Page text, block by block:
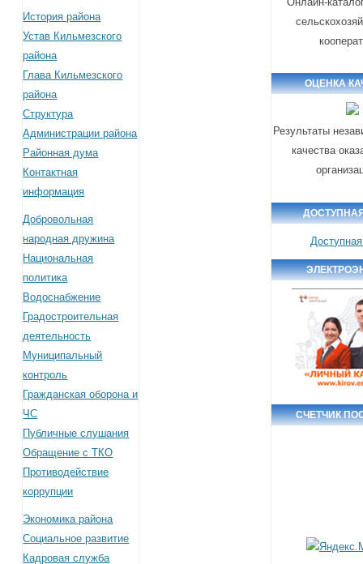
История района
Устав Кильмезского
района
Глава Кильмезского
района
Структура
Администрации района
Районная дума
Контактная
информация
Добровольная
народная дружина
Национальная
политика
Водоснабжение
Градостроительная
деятельность
Муниципальный
контроль
Гражданская оборона и
ЧС
Публичные слушания
Обращение с ТКО
Противодействие
коррупции
Экономика района
Социальное развитие
Кадровая служба
ОЦЕНКА
Результаты
качества
СЧЕТЧИК